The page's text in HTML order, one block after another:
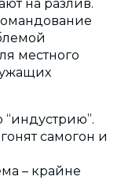
на разлив.
местного
“индустрию”.
самогон и
– крайне